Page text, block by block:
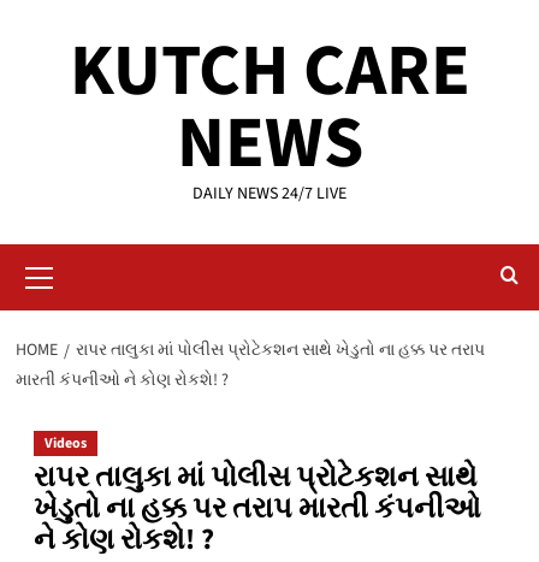
KUTCH CARE
NEWS
DAILY NEWS 24/7 LIVE
Menu
HOME
રાપર તાલુકા માં પોલીસ પ્રોટેકશન સાથે ખેડુતો ના હક્ક પર તરાપ
મારતી કંપનીઓ ને કોણ રોકશે! ?
Videos
રાપર તાલુકા માં પોલીસ પ્રોટેકશન સાથે
ખેડુતો ના હક્ક પર તરાપ મારતી કંપનીઓ
ને કોણ રોકશે! ?